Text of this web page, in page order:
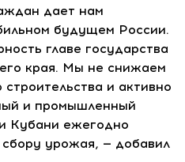
дает нам
будущем России.
главе государства
края. Мы не снижаем
и активно
и промышленный
Кубани ежегодно
урожая, — добавил